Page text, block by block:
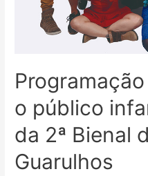
o público
da 2ª Bienal
Guarulhos